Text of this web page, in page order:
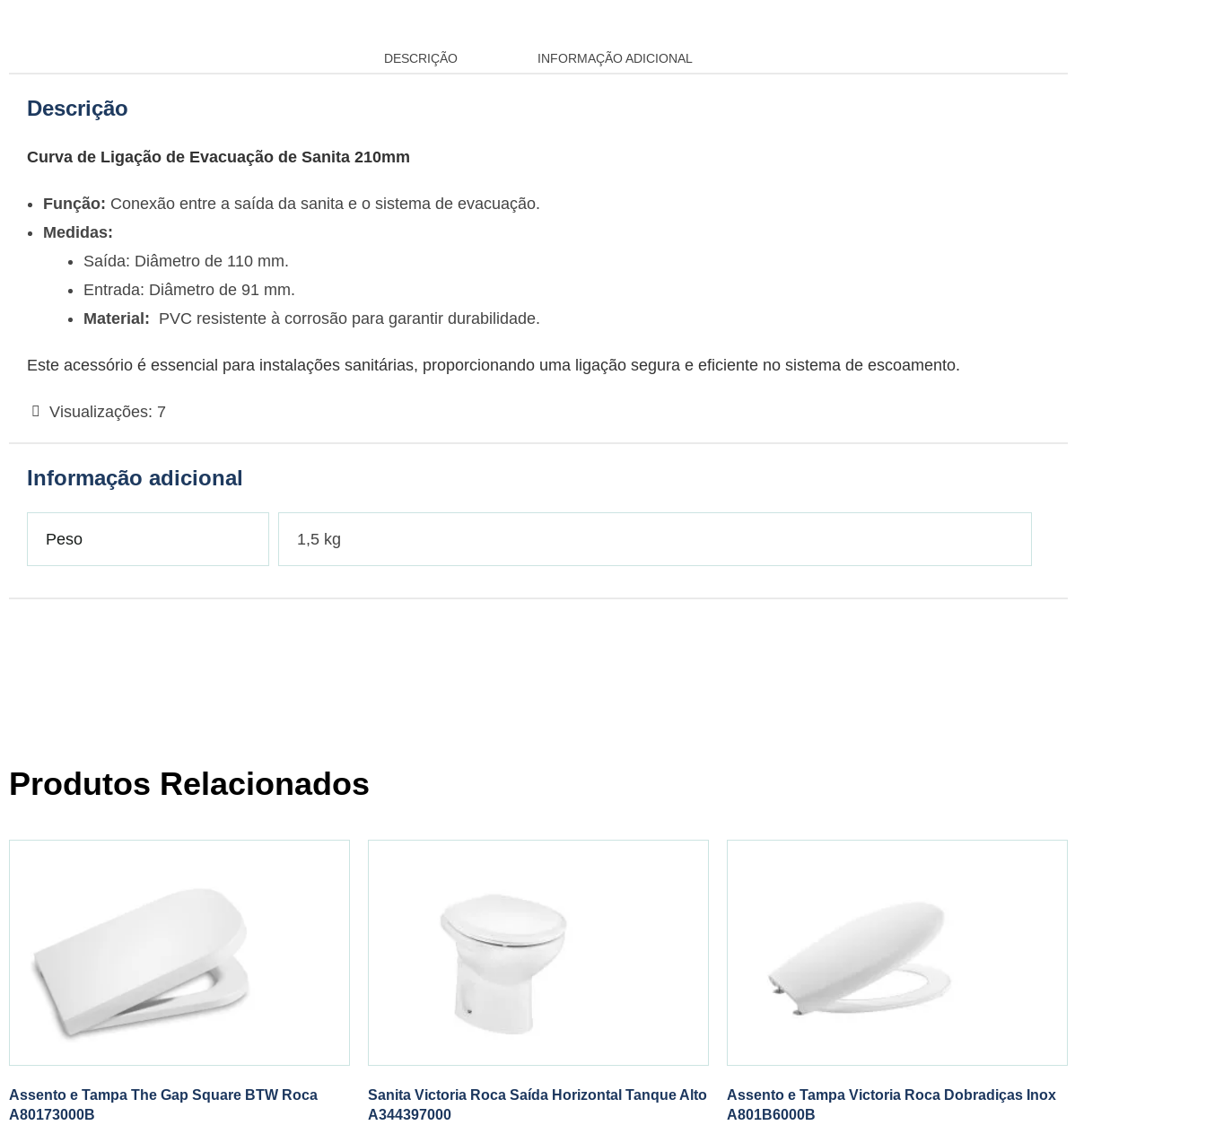
DESCRIÇÃO INFORMAÇÃO ADICIONAL
Descrição
Curva de Ligação de Evacuação de Sanita 210mm
Função: Conexão entre a saída da sanita e o sistema de evacuação.
Medidas:
Saída: Diâmetro de 110 mm.
Entrada: Diâmetro de 91 mm.
Material: PVC resistente à corrosão para garantir durabilidade.
Este acessório é essencial para instalações sanitárias, proporcionando uma ligação segura e eficiente no sistema de escoamento.
Visualizações: 7
Informação adicional
Peso 1,5 kg
Produtos Relacionados
Assento e Tampa The Gap Square BTW Roca
A80173000B
Sanita Victoria Roca Saída Horizontal Tanque Alto
A344397000
Assento e Tampa Victoria Roca Dobradiças Inox
A801B6000B